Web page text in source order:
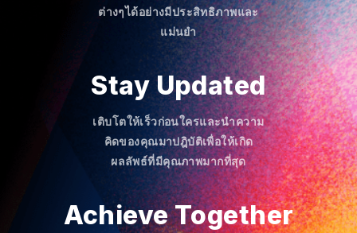
ต่างๆได้อย่างมีประสิทธิภาพและ
แม่นยำ
Stay Updated
เติบโตให้เร็วก่อนใครและนำความ
คิดของคุณมาปฎิบัติเพื่อให้เกิด
ผลลัพธ์ที่มีคุณภาพมากที่สุด
Achieve Together